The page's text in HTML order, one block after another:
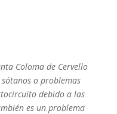
Coloma de Cervello
o problemas
debido a las
es un problema